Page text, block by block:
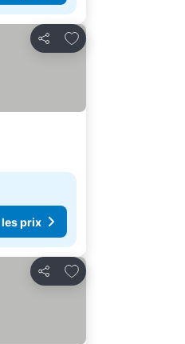
Partager
Ajouter à mes favoris
prix
Partager
Ajouter à mes favoris